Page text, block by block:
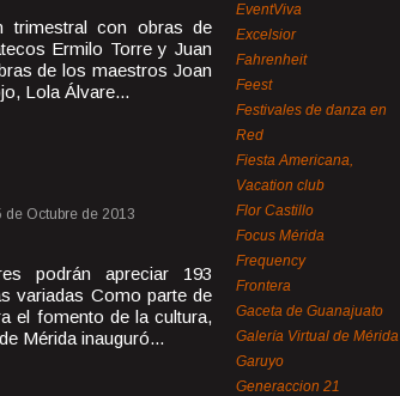
trimestral con obras de
Ermilo Torre y Juan
de los maestros Joan
Lola Álvare...
de Octubre de 2013
podrán apreciar 193
variadas Como parte de
el fomento de la cultura,
Mérida inauguró...
EventViva
Excelsior
Fahrenheit
Feest
Festivales de danza en
Red
Fiesta Americana,
Vacation club
Flor Castillo
Focus Mérida
Frequency
Frontera
Gaceta de Guanajuato
Galería Virtual de Mérida
Garuyo
Generaccion 21